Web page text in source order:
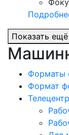
Показать ещё
Форматы
Формат